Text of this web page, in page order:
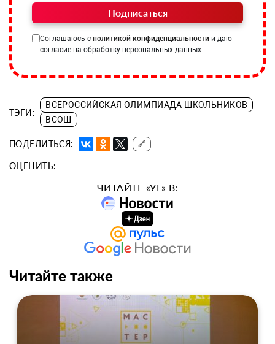
Подписаться
Соглашаюсь с политикой конфиденциальности и даю
согласие на обработку персональных данных
ТЭГИ:
ВСЕРОССИЙСКАЯ ОЛИМПИАДА ШКОЛЬНИКОВ
ВСОШ
ПОДЕЛИТЬСЯ: 🔗
ОЦЕНИТЬ:
ЧИТАЙТЕ «УГ» В:
Читайте также